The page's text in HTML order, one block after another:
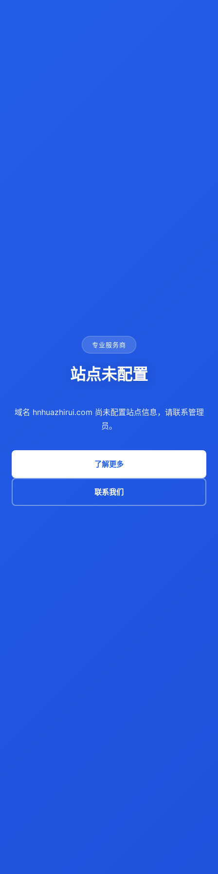
专业服务商
站点未配置
域名 hnhuazhirui.com 尚未配置站点信息，请联系管理
员。
了解更多
联系我们